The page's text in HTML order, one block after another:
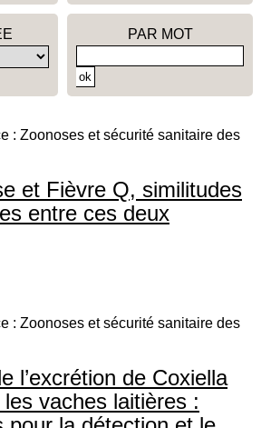
PAR MOT
: Zoonoses et sécurité sanitaire des
et Fièvre Q, similitudes
entre ces deux
: Zoonoses et sécurité sanitaire des
l’excrétion de Coxiella
vaches laitières :